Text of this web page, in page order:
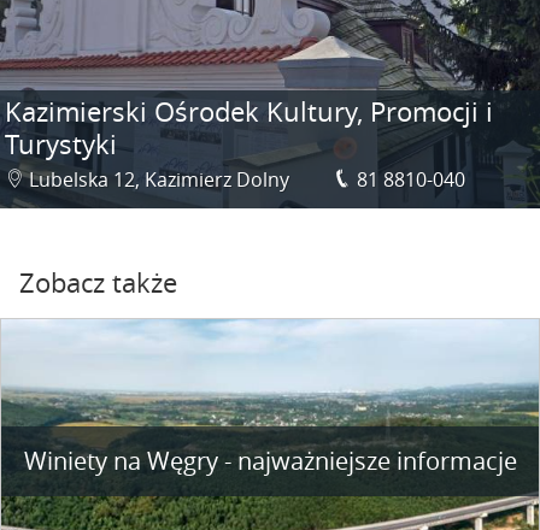
Kazimierski Ośrodek Kultury, Promocji i
Turystyki
Lubelska 12, Kazimierz Dolny 81 8810-040
Zobacz także
Winiety na Węgry - najważniejsze informacje